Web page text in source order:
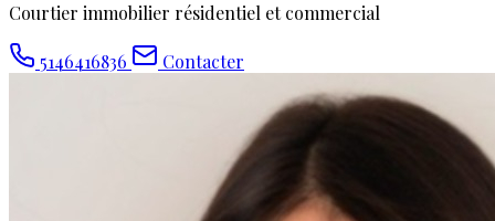
Courtier immobilier résidentiel et commercial
5146416836 Contacter